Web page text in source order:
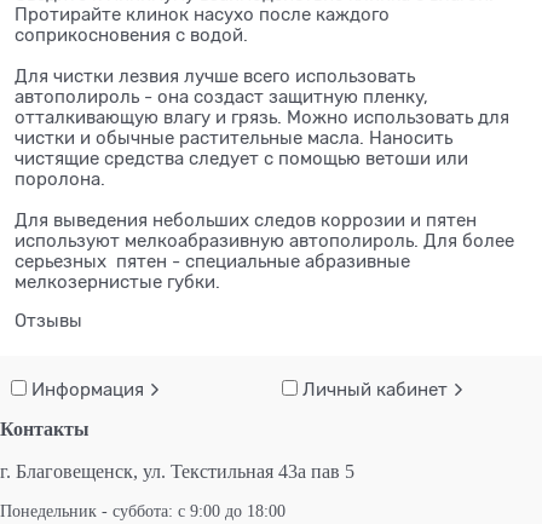
Протирайте клинок насухо после каждого
соприкосновения с водой.
Для чистки лезвия лучше всего использовать
автополироль - она создаст защитную пленку,
отталкивающую влагу и грязь. Можно использовать для
чистки и обычные растительные масла. Наносить
чистящие средства следует с помощью ветоши или
поролона.
Для выведения небольших следов коррозии и пятен
используют мелкоабразивную автополироль. Для более
серьезных пятен - специальные абразивные
мелкозернистые губки.
Отзывы
Информация Личный кабинет
Контакты
г. Благовещенск, ул. Текстильная 43а пав 5
Понедельник - суббота: с 9:00 до 18:00